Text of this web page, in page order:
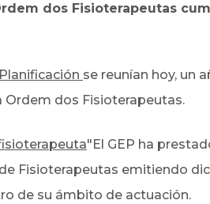
dos Fisioterapeutas
se reunían hoy, un
Ordem dos Fisioterapeutas.
"El GEP ha
Fisioterapeutas emitiendo
de su ámbito de actuación.